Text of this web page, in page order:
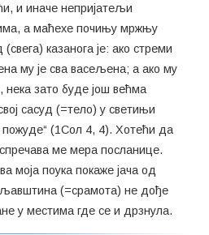
и иначе непријатељи
а маћехе почињу мржњу
казанога је: ако стреми
му је сва васељена; а ако му
зато буде још већма
сасуд (=тело) у светињи
пожуде“ (1Сол 4, 4). Хотећи да
ме мера посланице.
моја поука покаже јача од
(=срамота) не дође
у местима где се и дрзнула.